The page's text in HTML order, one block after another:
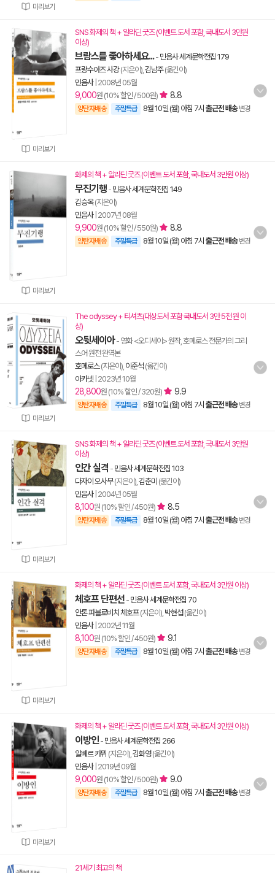
미리보기
미리보기
SNS 화제의 책 + 알라딘 굿즈 (이벤트 도서 포함, 국내도서 3만원
이상)
브람스를 좋아하세요...- 민음사 세계문학전집 179
프랑수아즈 사강(지은이), 김남주(옮긴이)
민음사| 2008년 05월
9,000원 (10% 할인 / 500원) 8.8
양탄자배송 주말특급 8월 10일 (월) 아침 7시 출근전 배송 변경
미리보기
화제의 책 + 알라딘 굿즈 (이벤트 도서 포함, 국내도서 3만원 이상)
무진기행 - 민음사 세계문학전집 149
김승옥(지은이)
민음사| 2007년 08월
9,900원 (10% 할인 / 550원) 8.8
양탄자배송 주말특급 8월 10일 (월) 아침 7시 출근전 배송 변경
미리보기
The odyssey + 티셔츠(대상도서 포함 국내도서 3만 5천 원 이
상)
오뒷세이아- 영화 <오디세이> 원작, 호메로스 전문가의 그리
스어 원전 완역본
호메로스(지은이), 이준석 (옮긴이)
아카넷 2023년 10월
28,800원 (10% 할인 / 320원) 9.9
양탄자배송 주말특급 8월 10일 (월) 아침 7시 출근전 배송 변경
미리보기
SNS 화제의 책 + 알라딘 굿즈 (이벤트 도서 포함, 국내도서 3만원
이상)
인간 실격 - 민음사 세계문학전집 103
다자이 오사무(지은이), 김춘미 (옮긴이)
민음사| 2004년 05월
8,100원 (10% 할인 / 450원) 8.5
양탄자배송 주말특급 8월 10일 (월) 아침 7시 출근전 배송 변경
미리보기
화제의 책 + 알라딘 굿즈 (이벤트 도서 포함, 국내도서 3만원 이상)
체호프 단편선 - 민음사 세계문학전집 70
안톤 파블로비치 체호프(지은이), 박현섭(옮긴이)
민음사| 2002년 11월
8,100원 (10% 할인 / 450원) 9.1
양탄자배송 주말특급 8월 10일 (월) 아침 7시 출근전 배송 변경
미리보기
화제의 책 + 알라딘 굿즈 (이벤트 도서 포함, 국내도서 3만원 이상)
이방인- 민음사 세계문학전집 266
알베르 카뮈 (지은이), 김화영(옮긴이)
민음사| 2019년 09월
9,000원 (10% 할인 / 500원) 9.0
양탄자배송 주말특급 8월 10일 (월) 아침 7시 출근전 배송 변경
21세기 최고의 책